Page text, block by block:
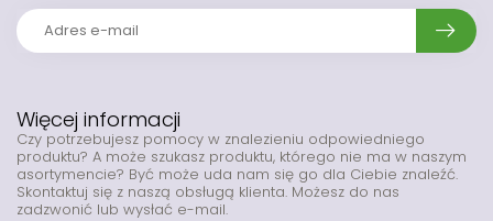
Więcej informacji
Czy potrzebujesz pomocy w znalezieniu odpowiedniego
produktu? A może szukasz produktu, którego nie ma w naszym
asortymencie? Być może uda nam się go dla Ciebie znaleźć.
Skontaktuj się z naszą obsługą klienta. Możesz do nas
zadzwonić lub wysłać e-mail.